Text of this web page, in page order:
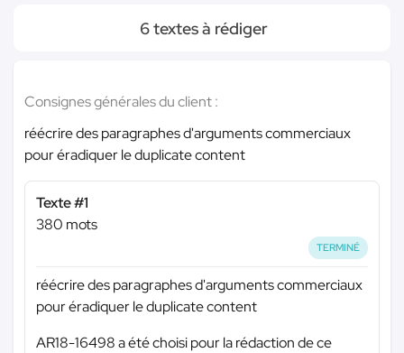
6 textes à rédiger
Consignes générales du client :
réécrire des paragraphes d'arguments commerciaux
pour éradiquer le duplicate content
Texte #1
380 mots
TERMINÉ
réécrire des paragraphes d'arguments commerciaux
pour éradiquer le duplicate content
AR18-16498 a été choisi pour la rédaction de ce